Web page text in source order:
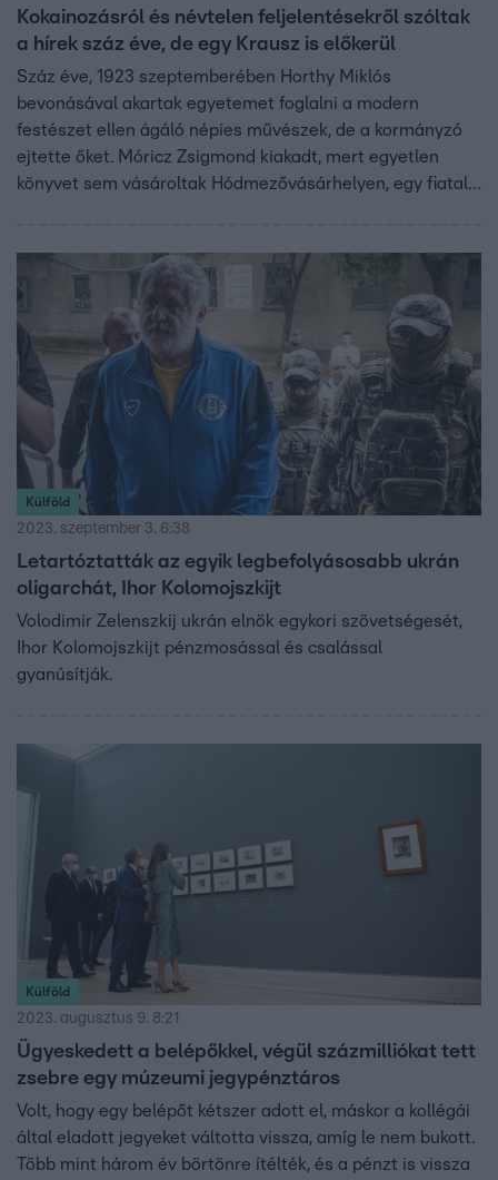
Kokainozásról és névtelen feljelentésekről szóltak
a hírek száz éve, de egy Krausz is előkerül
Száz éve, 1923 szeptemberében Horthy Miklós
bevonásával akartak egyetemet foglalni a modern
festészet ellen ágáló népies művészek, de a kormányzó
ejtette őket. Móricz Zsigmond kiakadt, mert egyetlen
könyvet sem vásároltak Hódmezővásárhelyen, egy fiatal
Krausz, aki a százéves hírekben előkerül?
Külföld
2023. szeptember 3. 6:38
Letartóztatták az egyik legbefolyásosabb ukrán
oligarchát, Ihor Kolomojszkijt
Volodimir Zelenszkij ukrán elnök egykori szövetségesét,
Ihor Kolomojszkijt pénzmosással és csalással
gyanúsítják.
Külföld
2023. augusztus 9. 8:21
Ügyeskedett a belépőkkel, végül százmilliókat tett
zsebre egy múzeumi jegypénztáros
Volt, hogy egy belépőt kétszer adott el, máskor a kollégái
által eladott jegyeket váltotta vissza, amíg le nem bukott.
Több mint három év börtönre ítélték, és a pénzt is vissza